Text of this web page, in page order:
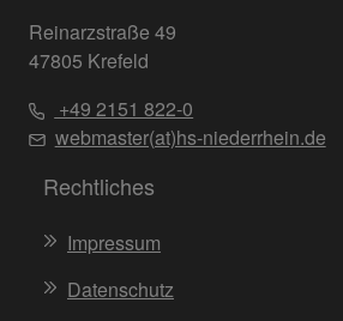
Reinarzstraße 49
47805 Krefeld
+49 2151 822-0
webmaster(at)hs-niederrhein.de
Rechtliches
Impressum
Datenschutz